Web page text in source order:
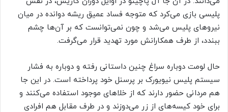
پلیسی بازی می‌کرد که متوجه فساد عمیق ریشه دوانده در میان
نیروهای پلیس می‌شد و چون نمی‌توانست که بر آن‌ها چشم
ببندد، از طرف همکارانش مورد تهدید قرار می‌گرفت.
حال لومت دوباره سراغ چنین داستانی رفته و دوباره به فشار
سیستم پلیس نیویورک بر پرسنل خود پرداخته است. در این جا
هم مردانی حضور دارند که از خلاهای موجود استفاده می‌کنند و
برای خود کیسه‌‌های از زر می‌دوزند و در طرف مقابل هم افرادی